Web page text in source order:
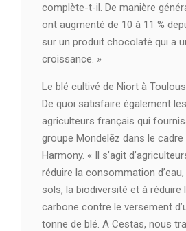
complète-t-il. De manière
ont augmenté de 10 à 11 %
sur un produit chocolaté qui a
croissance. »
Le blé cultivé de Niort à
De quoi satisfaire également
agriculteurs français qui
groupe Mondelēz dans le
Harmony. « Il s’agit
réduire la consommation
sols, la biodiversité et à réduire
carbone contre le versement
tonne de blé. A Cestas, nous